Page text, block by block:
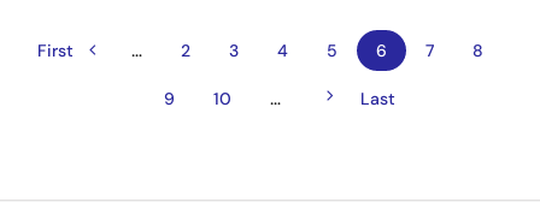
ペ
先
First
前
…
ペ
2
ペ
ジ
3
ペ
4
ペ
ジ
5
カ
レ
ン
6
ペ
7
ペ
8
ペ
9
ペ
10 …
次
最
Last